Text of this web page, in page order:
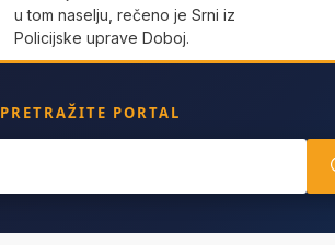
u tom naselju, rečeno je Srni iz
Policijske uprave Doboj.
PRETRAŽITE PORTAL